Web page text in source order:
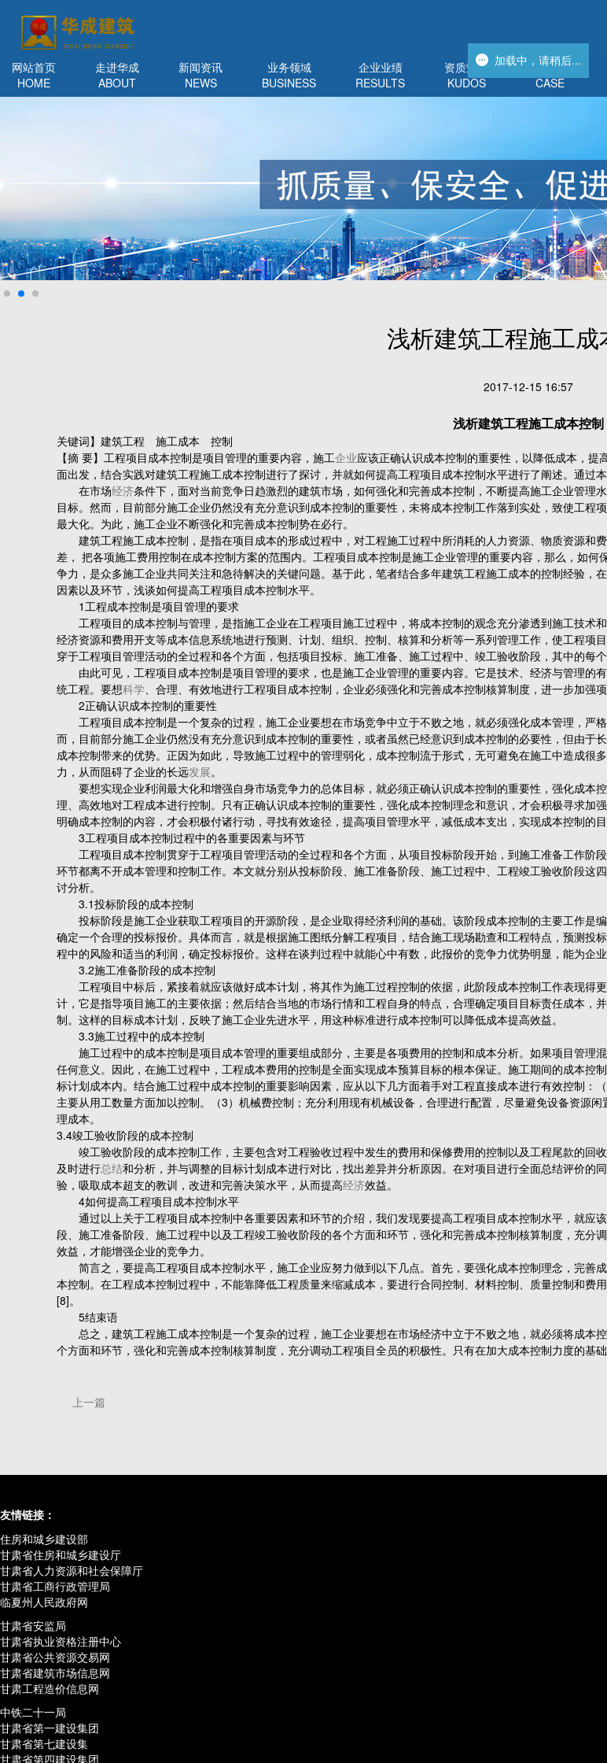
网站首页
HOME
走进华成
ABOUT
新闻资讯
NEWS
业务领域
BUSINESS
企业业绩
RESULTS
资质荣誉
KUDOS
工程管理
CASE
浅析建筑工程施工成
2017-12-15 16:57
浅析建筑工程施工成本控制
关键词】建筑工程 施工成本 控制
【摘 要】工程项目成本控制是项目管理的重要内容，施工企业应该正确认识成本控制的重要性，以降低成本，
面出发，结合实践对建筑工程施工成本控制进行了探讨，并就如何提高工程项目成本控制水平进行了阐述。通过
在市场经济条件下，面对当前竞争日趋激烈的建筑市场，如何强化和完善成本控制，不断提高施工企业管
目标。然而，目前部分施工企业仍然没有充分意识到成本控制的重要性，未将成本控制工作落到实处，致使工
最大化。为此，施工企业不断强化和完善成本控制势在必行。
建筑工程施工成本控制，是指在项目成本的形成过程中，对工程施工过程中所消耗的人力资源、物质资源和
差， 把各项施工费用控制在成本控制方案的范围内。工程项目成本控制是施工企业管理的重要内容，那么，如
争力，是众多施工企业共同关注和急待解决的关键问题。基于此，笔者结合多年建筑工程施工成本的控制经验
因素以及环节，浅谈如何提高工程项目成本控制水平。
1工程成本控制是项目管理的要求
工程项目的成本控制与管理，是指施工企业在工程项目施工过程中，将成本控制的观念充分渗透到施工技术
经济资源和费用开支等成本信息系统地进行预测、计划、组织、控制、核算和分析等一系列管理工作，使工程
穿于工程项目管理活动的全过程和各个方面，包括项目投标、施工准备、施工过程中、竣工验收阶段，其中的每
由此可见，工程项目成本控制是项目管理的要求，也是施工企业管理的重要内容。它是技术、经济与管理的
统工程。要想科学、合理、有效地进行工程项目成本控制，企业必须强化和完善成本控制核算制度，进一步加强项
2正确认识成本控制的重要性
工程项目成本控制是一个复杂的过程，施工企业要想在市场竞争中立于不败之地，就必须强化成本管理，严
而，目前部分施工企业仍然没有充分意识到成本控制的重要性，或者虽然已经意识到成本控制的必要性，但由
成本控制带来的优势。正因为如此，导致施工过程中的管理弱化，成本控制流于形式，无可避免在施工中造成
力，从而阻碍了企业的长远发展。
要想实现企业利润最大化和增强自身市场竞争力的总体目标，就必须正确认识成本控制的重要性，强化成本
理、高效地对工程成本进行控制。只有正确认识成本控制的重要性，强化成本控制理念和意识，才会积极寻求加
明确成本控制的内容，才会积极付诸行动，寻找有效途径，提高项目管理水平，减低成本支出，实现成本控制的
3工程项目成本控制过程中的各重要因素与环节
工程项目成本控制贯穿于工程项目管理活动的全过程和各个方面，从项目投标阶段开始，到施工准备工作阶
环节都离不开成本管理和控制工作。本文就分别从投标阶段、施工准备阶段、施工过程中、工程竣工验收阶段
讨分析。
3.1投标阶段的成本控制
投标阶段是施工企业获取工程项目的开源阶段，是企业取得经济利润的基础。该阶段成本控制的主要工作是
确定一个合理的投标报价。具体而言，就是根据施工图纸分解工程项目，结合施工现场勘查和工程特点，预测投
程中的风险和适当的利润，确定投标报价。这样在谈判过程中就能心中有数，此报价的竞争力优势明显，能为企
3.2施工准备阶段的成本控制
工程项目中标后，紧接着就应该做好成本计划，将其作为施工过程控制的依据，此阶段成本控制工作表现得
计，它是指导项目施工的主要依据；然后结合当地的市场行情和工程自身的特点，合理确定项目目标责任成本
制。这样的目标成本计划，反映了施工企业先进水平，用这种标准进行成本控制可以降低成本提高效益。
3.3施工过程中的成本控制
施工过程中的成本控制是项目成本管理的重要组成部分，主要是各项费用的控制和成本分析。如果项目管理
任何意义。因此，在施工过程中，工程成本费用的控制是全面实现成本预算目标的根本保证。施工期间的成本
标计划成本内。结合施工过程中成本控制的重要影响因素，应从以下几方面着手对工程直接成本进行有效控制：
主要从用工数量方面加以控制。（3）机械费控制；充分利用现有机械设备，合理进行配置，尽量避免设备资源
理成本。
3.4竣工验收阶段的成本控制
竣工验收阶段的成本控制工作，主要包含对工程验收过程中发生的费用和保修费用的控制以及工程尾款的回
及时进行总结和分析，并与调整的目标计划成本进行对比，找出差异并分析原因。在对项目进行全面总结评价的
验，吸取成本超支的教训，改进和完善决策水平，从而提高经济效益。
4如何提高工程项目成本控制水平
通过以上关于工程项目成本控制中各重要因素和环节的介绍，我们发现要提高工程项目成本控制水平，就应
段、施工准备阶段、施工过程中以及工程竣工验收阶段的各个方面和环节，强化和完善成本控制核算制度，充
效益，才能增强企业的竞争力。
简言之，要提高工程项目成本控制水平，施工企业应努力做到以下几点。首先，要强化成本控制理念，完善
本控制。在工程成本控制过程中，不能靠降低工程质量来缩减成本，要进行合同控制、材料控制、质量控制和
[8]。
5结束语
总之，建筑工程施工成本控制是一个复杂的过程，施工企业要想在市场经济中立于不败之地，就必须将成本
个方面和环节，强化和完善成本控制核算制度，充分调动工程项目全员的积极性。只有在加大成本控制力度的基
上一篇
友情链接：
住房和城乡建设部
甘肃省住房和城乡建设厅
甘肃省人力资源和社会保障厅
甘肃省工商行政管理局
临夏州人民政府网
甘肃省安监局
甘肃省执业资格注册中心
甘肃省公共资源交易网
甘肃省建筑市场信息网
甘肃工程造价信息网
中铁二十一局
甘肃省第一建设集团
甘肃省第七建设集
甘肃省第四建设集团
加载中，请稍后...
加载中，请稍后...